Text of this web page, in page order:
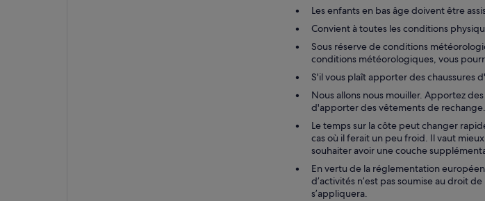
Les enfants en bas âge doivent être
Convient à toutes les conditions
Sous réserve de conditions
conditions météorologiques, vous
S'il vous plaît apporter des chaussures
Nous allons nous mouiller. Apportez
d'apporter des vêtements de rechange.
Le temps sur la côte peut changer
cas où il ferait un peu froid. Il vaut
souhaiter avoir une couche
En vertu de la réglementation
d’activités n’est pas soumise au droit
s’appliquera.